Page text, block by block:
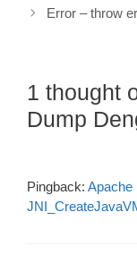
Error – throw
1 thought
Dump
Pingback: Apache